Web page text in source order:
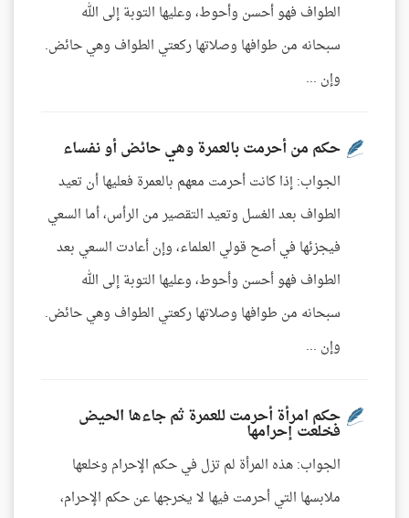
الطواف فهو أحسن وأحوط، وعليها التوبة إلى الله
سبحانه من طوافها وصلاتها ركعتي الطواف وهي حائض.
وإن ...
حكم من أحرمت بالعمرة وهي حائض أو نفساء
الجواب: إذا كانت أحرمت معهم بالعمرة فعليها أن تعيد
الطواف بعد الغسل وتعيد التقصير من الرأس، أما السعي
فيجزئها في أصح قولي العلماء، وإن أعادت السعي بعد
الطواف فهو أحسن وأحوط، وعليها التوبة إلى الله
سبحانه من طوافها وصلاتها ركعتي الطواف وهي حائض.
وإن ...
حكم امرأة أحرمت للعمرة ثم جاءها الحيض
فخلعت إحرامها
الجواب: هذه المرأة لم تزل في حكم الإحرام وخلعها
ملابسها التي أحرمت فيها لا يخرجها عن حكم الإحرام،